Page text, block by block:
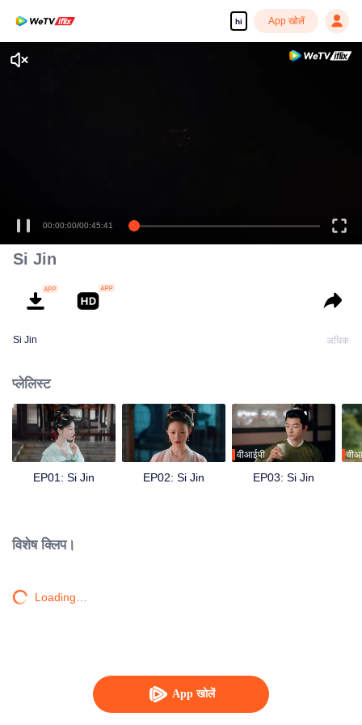
hi App खोलें
App खोलें
00:00:00/00:45:41
Si Jin
Si Jin अधिक
प्लेलिस्ट
EP01: Si Jin EP02: Si Jin
वीआईपी
EP03: Si Jin
विशेष क्लिप।
Loading…